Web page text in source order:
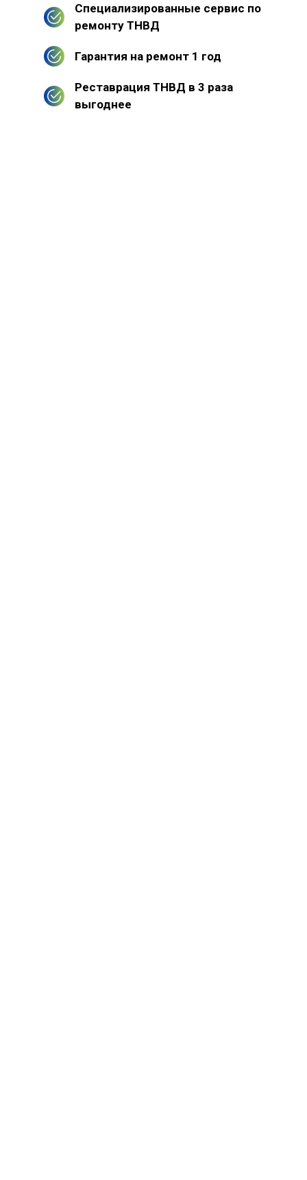
Специализированные сервис по
ремонту ТНВД
Гарантия на ремонт 1 год
Реставрация ТНВД в 3 раза
выгоднее